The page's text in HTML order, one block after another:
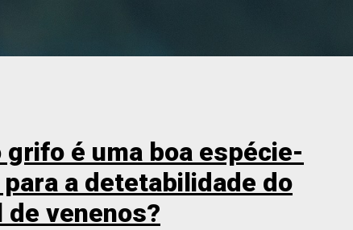
grifo é uma boa espécie-
a detetabilidade do
de venenos?